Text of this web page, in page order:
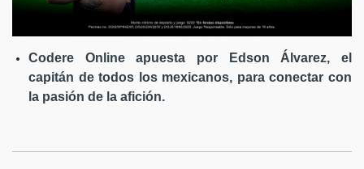
Codere Online apuesta por Edson Álvarez, el
capitán de todos los mexicanos, para conectar con
la pasión de la afición.